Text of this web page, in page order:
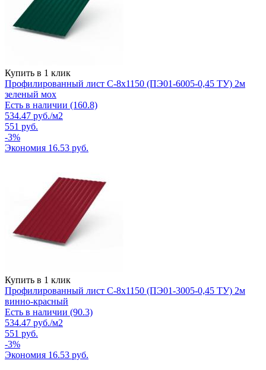
Купить в 1 клик
Профилированный лист С-8х1150 (ПЭ01-6005-0,45 ТУ) 2м
зеленый мох
Есть в наличии (160.8)
534.47 руб./м2
551 руб.
-3%
Экономия 16.53 руб.
Купить в 1 клик
Профилированный лист С-8х1150 (ПЭ01-3005-0,45 ТУ) 2м
винно-красный
Есть в наличии (90.3)
534.47 руб./м2
551 руб.
-3%
Экономия 16.53 руб.